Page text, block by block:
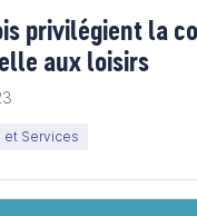
privilégient la
aux loisirs
et Services